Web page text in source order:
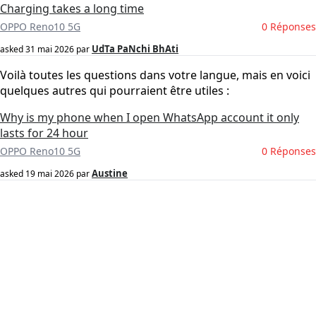
Charging takes a long time
OPPO Reno10 5G 0 Réponses
asked31 mai 2026 par UdTa PaNchi BhAti
Voilà toutes les questions dans votre langue, mais en voici
quelques autres qui pourraient être utiles :
Why is my phone when I open WhatsApp account it only
lasts for 24 hour
OPPO Reno10 5G 0 Réponses
asked 19 mai 2026 parAustine